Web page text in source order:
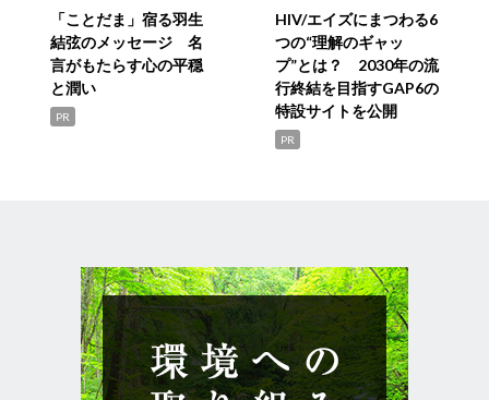
「ことだま」宿る羽生
結弦のメッセージ 名
言がもたらす心の平穏
と潤い
PR
HIV/エイズにまつわる6
つの“理解のギャッ
プ”とは？ 2030年の流
行終結を目指すGAP6の
特設サイトを公開
PR